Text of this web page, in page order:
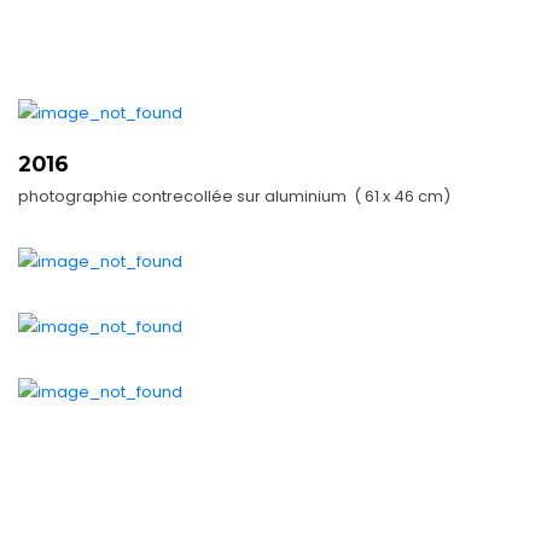
2016
photographie contrecollée sur aluminium ( 61 x 46 cm)